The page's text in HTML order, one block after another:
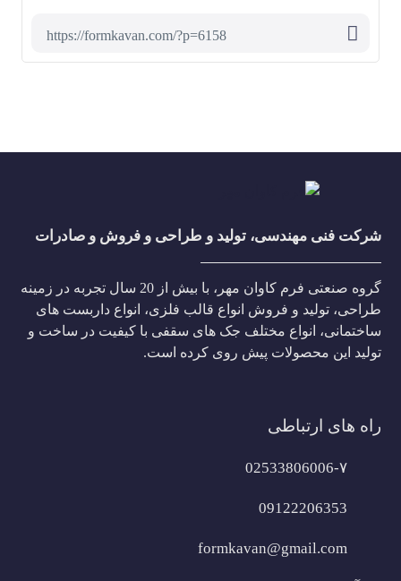
شرکت فنی مهندسی، تولید و طراحی و فروش و صادرات
گروه صنعتی فرم کاوان مهر، با بیش از 20 سال تجربه در زمینه
طراحی، تولید و فروش انواع قالب فلزی، انواع داربست های
ساختمانی، انواع مختلف جک های سقفی با کیفیت در ساخت و
تولید این محصولات پیش روی کرده است.
راه های ارتباطی
02533806006-۷
09122206353
formkavan@gmail.com